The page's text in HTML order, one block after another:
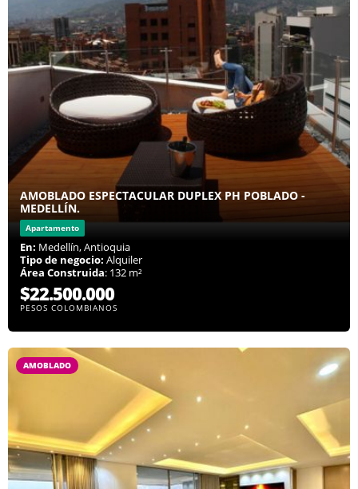
AMOBLADO ESPECTACULAR DUPLEX PH POBLADO -
MEDELLÍN.
Apartamento
En: Medellín, Antioquia
Tipo de negocio: Alquiler
Área Construida: 132 m²
$22.500.000
PESOS COLOMBIANOS
AMOBLADO